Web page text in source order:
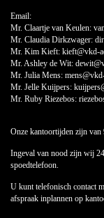
Email:
Mr. Claartje van Keulen:
Mr. Claudia Dirkzwager:
Mr. Kim Kieft: kieft@vkd-
Mr. Ashley de Wit:
Mr. Julia Mens:
Mr. Jelle Kuijpers:
Mr. Ruby Riezebos:
Onze kantoortijden zijn van
Ingeval van nood zijn wij
spoedtelefoon.
U kunt telefonisch contact
afspraak inplannen op